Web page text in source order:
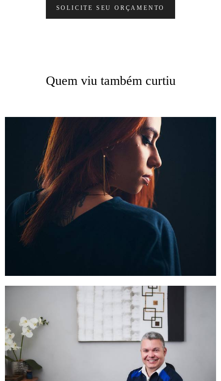
SOLICITE SEU ORÇAMENTO
Quem viu também curtiu